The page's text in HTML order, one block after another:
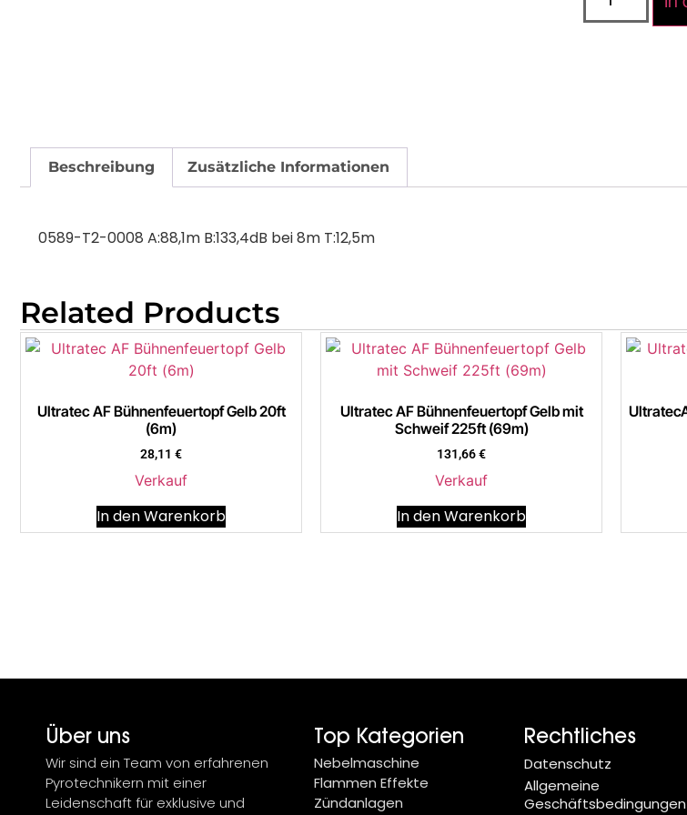
Beschreibung Zusätzliche Informationen
0589-T2-0008 A:88,1m B:133,4dB bei 8m T:12,5m
Related Products
Ultratec AF Bühnenfeuertopf Gelb 20ft
(6m)
28,11 €
Verkauf
In den Warenkorb
Ultratec AF Bühnenfeuertopf Gelb mit
Schweif 225ft (69m)
131,66€
Verkauf
In den Warenkorb
Über uns
Wir sind ein Team von erfahrenen
Pyrotechnikern mit einer
Leidenschaft für exklusive und
Top Kategorien
Nebelmaschine
Flammen Effekte
Zündanlagen
Rechtliches
Datenschutz
Allgemeine
Geschäftsbedingungen